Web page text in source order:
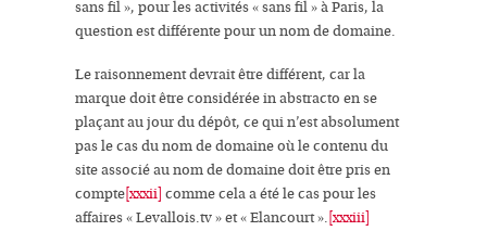
sans fil », pour les activités « sans fil » à Paris, la
question est différente pour un nom de domaine.
Le raisonnement devrait être différent, car la
marque doit être considéréein abstracto en se
plaçant au jour du dépôt, ce qui n’est absolument
pas le cas du nom de domaine oùle contenu du
site associé au nom de domainedoit être pris en
compte[xxxii] comme cela a été le cas pour les
affaires « Levallois.tv » et « Elancourt ».[xxxiii]